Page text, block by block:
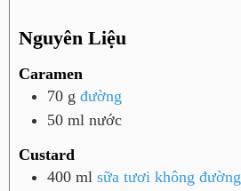
Nguyên Liệu
Caramen
70 g đường
50 ml nước
Custard
400 ml sữa tươi không đường